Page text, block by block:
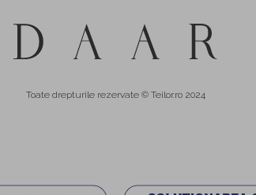
Toate drepturile rezervate © Teilor.ro 2024